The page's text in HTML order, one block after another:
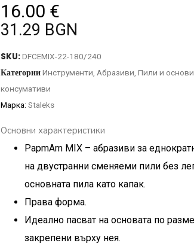
16.00 €
31.29 BGN
SKU:DFCEMIX-22-180/240
КатегорииИнструменти Абразиви Пили и основи
консумативи
Марка: Staleks
Основни характеристики
PapmAm MIX – абразиви за
на двустранни сменяеми пили без
основната пила като капак.
Права форма.
Идеално пасват на основата по
закрепени върху нея.